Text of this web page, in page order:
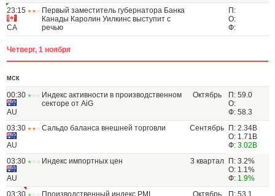
23:15
CA
Первый заместитель губернатора Банка
Канады Каролин Уилкинс выступит с
речью
П:
О:
Ф:
Четверг, 1 ноября
МСК
00:30
AU
Индекс активности в производственном
секторе от AiG
Октябрь
П: 59.0
О:
Ф: 58.3
03:30
AU
Сальдо баланса внешней торговли Сентябрь
П: 2.34B
О: 1.71B
Ф: 3.02B
03:30
AU
Индекс импортных цен 3 квартал
П: 3.2%
О: 1.1%
Ф: 1.9%
03:30
Производственный индекс PMI Октябрь П: 53.1